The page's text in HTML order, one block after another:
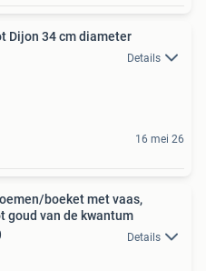
Dijon 34 cm diameter
Details
16 mei 26
boeket met vaas,
goud van de kwantum
Details